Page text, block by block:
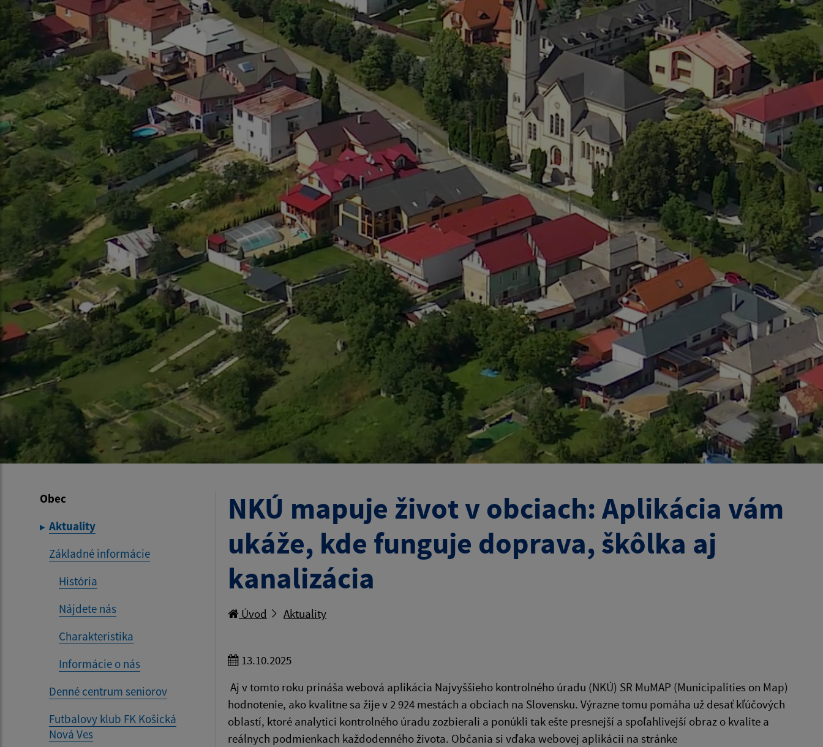
Obec
Aktuality
Základné informácie
História
Nájdete nás
Charakteristika
Informácie o nás
Denné centrum seniorov
Futbalovy klub FK Košická
Nová Ves
NKÚ mapuje život v obciach: Aplikácia vám
ukáže, kde funguje doprava, škôlka aj
kanalizácia
Úvod Aktuality
13.10.2025
Aj v tomto roku prináša webová aplikácia Najvyššieho kontrolného úradu (NKÚ) SR MuMAP (Municipalities on Map)
hodnotenie, ako kvalitne sa žije v 2 924 mestách a obciach na Slovensku. Výrazne tomu pomáha už desať kľúčových
oblastí, ktoré analytici kontrolného úradu zozbierali a ponúkli tak ešte presnejší a spoľahlivejší obraz o kvalite a
reálnych podmienkach každodenného života. Občania si vďaka webovej aplikácii na stránke